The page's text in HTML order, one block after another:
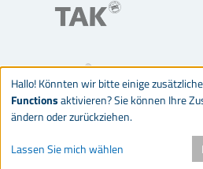
© 2026 Deutsches
Hallo! Könnten wir bitte einige
Functionsaktivieren? Sie können Ihre
ändern oder zurückziehen.
Lassen Sie mich wählen